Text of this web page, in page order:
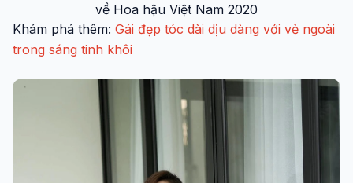
về Hoa hậu Việt Nam 2020
Khám phá thêm: Gái đẹp tóc dài dịu dàng với vẻ ngoài
trong sáng tinh khôi